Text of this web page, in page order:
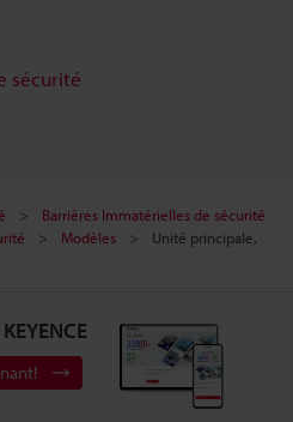
sécurité
Barrières Immatérielles de sécurité
Modèles
Unité principale,